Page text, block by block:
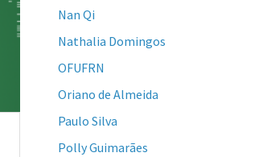
Nan Qi
Nathalia Domingos
OFUFRN
Oriano de Almeida
Paulo Silva
Polly Guimarães